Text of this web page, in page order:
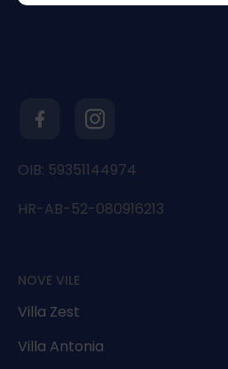
OIB: 59351144974
HR-AB-52-080916213
NOVE VILE
Villa Zest
Villa Antonia